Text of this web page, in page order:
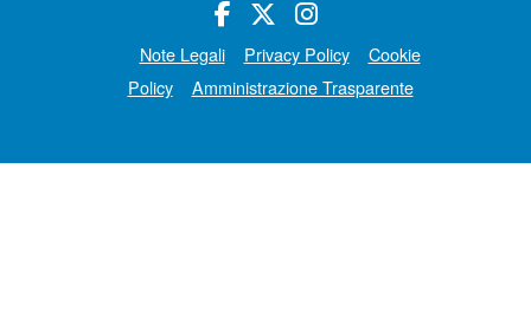
Note Legali Privacy Policy
Cookie
Policy
Amministrazione Trasparente